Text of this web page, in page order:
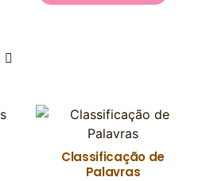
Classificação de
Palavras